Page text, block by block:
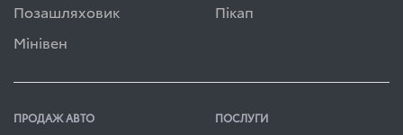
Позашляховик
Пікап
Мінівен
ПРОДАЖ АВТО ПОСЛУГИ